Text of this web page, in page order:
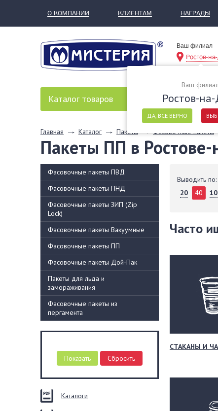
О КОМПАНИИ КЛИЕНТАМ НАГРАДЫ
Ваш филиал
Ростов-
Ваш
Ростов-
ДА, ВСЕ ВЕРНО
Каталог товаров
Главная Каталог Пакеты Фасовочные пакеты
Пакеты ПП в
Фасовочные пакеты ПВД
Фасовочные пакеты ПНД
Фасовочные пакеты ЗИП (Zip
Lock)
Фасовочные пакеты Вакуумные
Фасовочные пакеты ПП
Фасовочные пакеты Дой-Пак
Пакеты для льда и
замораживания
Фасовочные пакеты из
пергамента
Каталоги
Выводить по:
20
40
Часто
СТАКАНЫ И